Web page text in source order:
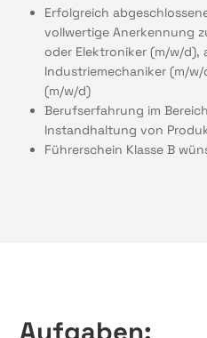
Erfolgreich
vollwertige Anerkennung
oder Elektroniker (m/w/d),
Industriemechaniker (m/
(m/w/d)
Berufserfahrung im
Instandhaltung von
Führerschein Klasse B